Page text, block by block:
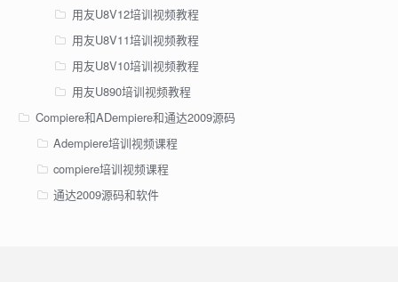
用友U8V12培训视频教程
用友U8V11培训视频教程
用友U8V10培训视频教程
用友U890培训视频教程
Compiere和ADempiere和通达2009源码
Adempiere培训视频课程
compiere培训视频课程
通达2009源码和软件